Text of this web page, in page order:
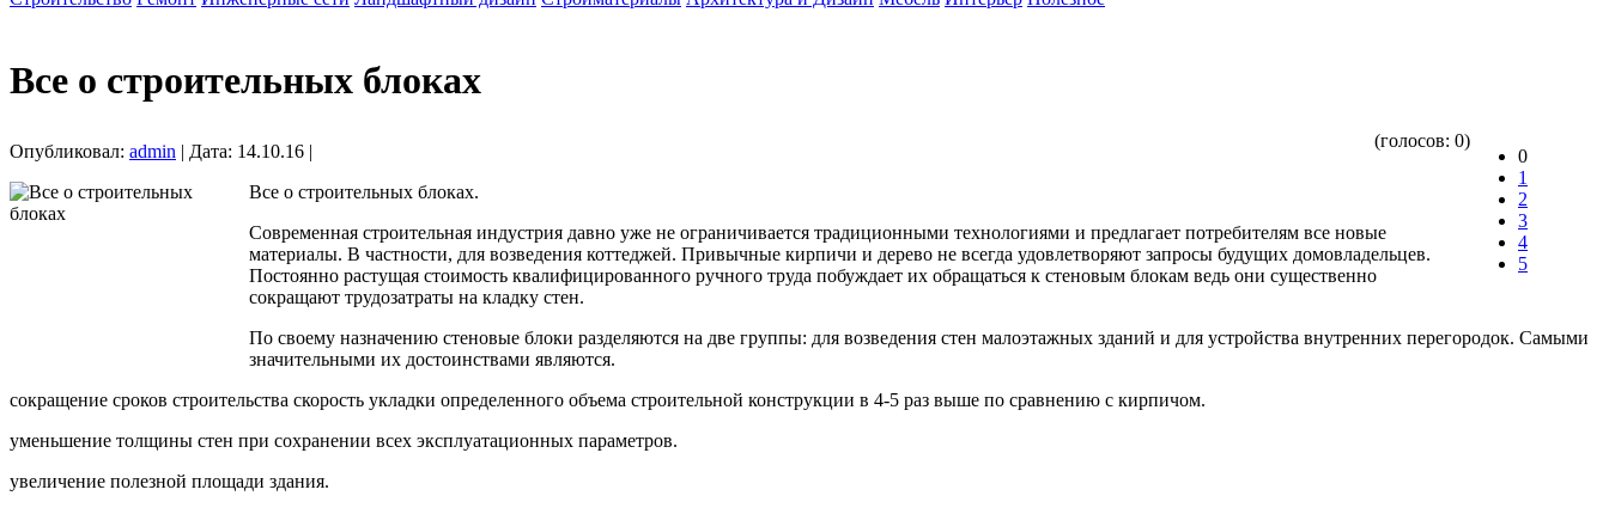
Все о строительных блоках
Опубликовал: admin | Дата: 14.10.16 |
0
1
2
3
4
5
(голосов: 0)
Все о строительных блоках.
Современная строительная индустрия давно уже не ограничивается традиционными технологиями и предлагает потребителям все новые
материалы. В частности, для возведения коттеджей. Привычные кирпичи и дерево не всегда удовлетворяют запросы будущих домовладельцев.
Постоянно растущая стоимость квалифицированного ручного труда побуждает их обращаться к стеновым блокам ведь они существенно
сокращают трудозатраты на кладку стен.
По своему назначению стеновые блоки разделяются на две группы: для возведения стен малоэтажных зданий и для устройства внутренних перегородок. Самыми
значительными их достоинствами являются.
сокращение сроков строительства скорость укладки определенного объема строительной конструкции в 4-5 раз выше по сравнению с кирпичом.
уменьшение толщины стен при сохранении всех эксплуатационных параметров.
увеличение полезной площади здания.